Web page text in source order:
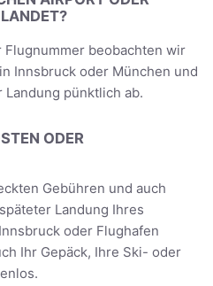
Flugnummer beobachten wir
Innsbruck oder München und
pünktlich ab.
ODER
Gebühren und auch
Landung Ihres
oder Flughafen
Ihr Gepäck, Ihre Ski- oder